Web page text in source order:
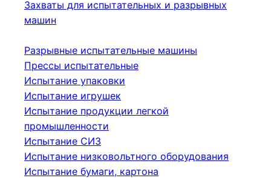
Захваты для испытательных и разрывных
машин
Разрывные испытательные машины
Прессы испытательные
Испытание упаковки
Испытание игрушек
Испытание продукции легкой
промышленности
Испытание СИЗ
Испытание низковольтного оборудования
Испытание бумаги, картона